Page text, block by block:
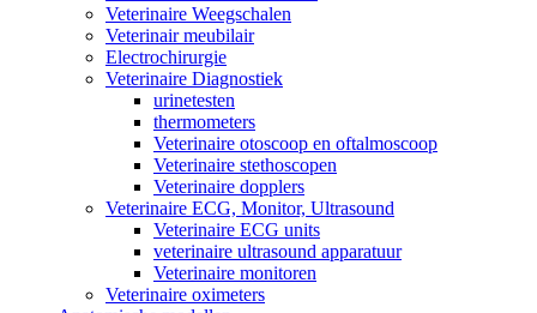
Veterinaire Weegschalen
Veterinair meubilair
Electrochirurgie
Veterinaire Diagnostiek
urinetesten
thermometers
Veterinaire otoscoop en oftalmoscoop
Veterinaire stethoscopen
Veterinaire dopplers
Veterinaire ECG, Monitor, Ultrasound
Veterinaire ECG units
veterinaire ultrasound apparatuur
Veterinaire monitoren
Veterinaire oximeters